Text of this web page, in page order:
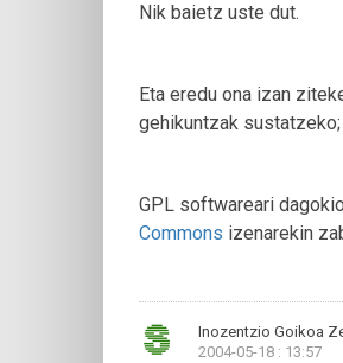
Nik baietz uste dut.
Eta eredu ona izan
gehikuntzak
GPL softwareari
Commons izenarekin
Inozentzio Goikoa
2004-05-18 : 13:57